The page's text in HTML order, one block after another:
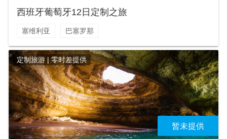
西班牙葡萄牙12日定制之旅
塞维利亚 巴塞罗那
定制旅游 | 零时差提供
暂未提供